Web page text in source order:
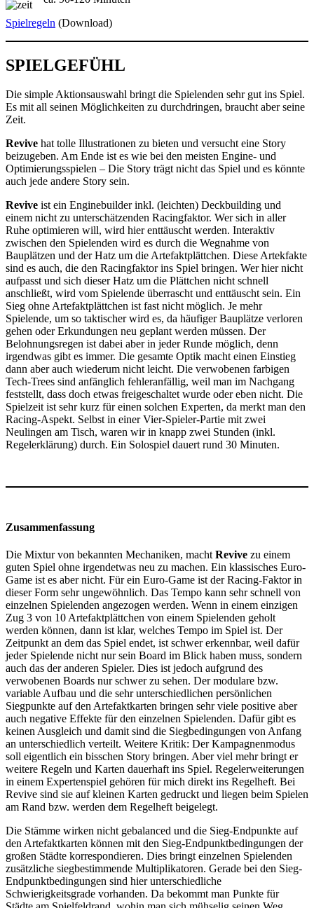
Spielregeln (Download)
SPIELGEFÜHL
Die simple Aktionsauswahl bringt die Spielenden sehr gut ins Spiel.
Es mit all seinen Möglichkeiten zu durchdringen, braucht aber seine
Zeit.
Revive hat tolle Illustrationen zu bieten und versucht eine Story
beizugeben. Am Ende ist es wie bei den meisten Engine- und
Optimierungsspielen – Die Story trägt nicht das Spiel und es könnte
auch jede andere Story sein.
Revive ist ein Enginebuilder inkl. (leichten) Deckbuilding und
einem nicht zu unterschätzenden Racingfaktor. Wer sich in aller
Ruhe optimieren will, wird hier enttäuscht werden. Interaktiv
zwischen den Spielenden wird es durch die Wegnahme von
Bauplätzen und der Hatz um die Artefaktplättchen. Diese Artekfakte
sind es auch, die den Racingfaktor ins Spiel bringen. Wer hier nicht
aufpasst und sich dieser Hatz um die Plättchen nicht schnell
anschließt, wird vom Spielende überrascht und enttäuscht sein. Ein
Sieg ohne Artefaktplättchen ist fast nicht möglich. Je mehr
Spielende, um so taktischer wird es, da häufiger Bauplätze verloren
gehen oder Erkundungen neu geplant werden müssen. Der
Belohnungsregen ist dabei aber in jeder Runde möglich, denn
irgendwas gibt es immer. Die gesamte Optik macht einen Einstieg
dann aber auch wiederum nicht leicht. Die verwobenen farbigen
Tech-Trees sind anfänglich fehleranfällig, weil man im Nachgang
feststellt, dass doch etwas freigeschaltet wurde oder eben nicht. Die
Spielzeit ist sehr kurz für einen solchen Experten, da merkt man den
Racing-Aspekt. Selbst in einer Vier-Spieler-Partie mit zwei
Neulingen am Tisch, waren wir in knapp zwei Stunden (inkl.
Regelerklärung) durch. Ein Solospiel dauert rund 30 Minuten.
Zusammenfassung
Die Mixtur von bekannten Mechaniken, macht Revive zu einem
guten Spiel ohne irgendetwas neu zu machen. Ein klassisches Euro-
Game ist es aber nicht. Für ein Euro-Game ist der Racing-Faktor in
dieser Form sehr ungewöhnlich. Das Tempo kann sehr schnell von
einzelnen Spielenden angezogen werden. Wenn in einem einzigen
Zug 3 von 10 Artefaktplättchen von einem Spielenden geholt
werden können, dann ist klar, welches Tempo im Spiel ist. Der
Zeitpunkt an dem das Spiel endet, ist schwer erkennbar, weil dafür
jeder Spielende nicht nur sein Board im Blick haben muss, sondern
auch das der anderen Spieler. Dies ist jedoch aufgrund des
verwobenen Boards nur schwer zu sehen. Der modulare bzw.
variable Aufbau und die sehr unterschiedlichen persönlichen
Siegpunkte auf den Artefaktkarten bringen sehr viele positive aber
auch negative Effekte für den einzelnen Spielenden. Dafür gibt es
keinen Ausgleich und damit sind die Siegbedingungen von Anfang
an unterschiedlich verteilt. Weitere Kritik: Der Kampagnenmodus
soll eigentlich ein bisschen Story bringen. Aber viel mehr bringt er
weitere Regeln und Karten dauerhaft ins Spiel. Regelerweiterungen
in einem Expertenspiel gehören für mich direkt ins Regelheft. Bei
Revive sind sie auf kleinen Karten gedruckt und liegen beim Spielen
am Rand bzw. werden dem Regelheft beigelegt.
Die Stämme wirken nicht gebalanced und die Sieg-Endpunkte auf
den Artefaktkarten können mit den Sieg-Endpunktbedingungen der
großen Städte korrespondieren. Dies bringt einzelnen Spielenden
zusätzliche siegbestimmende Multiplikatoren. Gerade bei den Sieg-
Endpunktbedingungen sind hier unterschiedliche
Schwierigkeitsgrade vorhanden. Da bekommt man Punkte für